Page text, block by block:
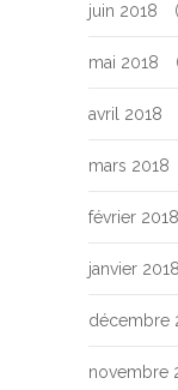
juin 2018
mai 2018
avril 2018
mars 2018
février 2018
janvier 2018
décembre
novembre